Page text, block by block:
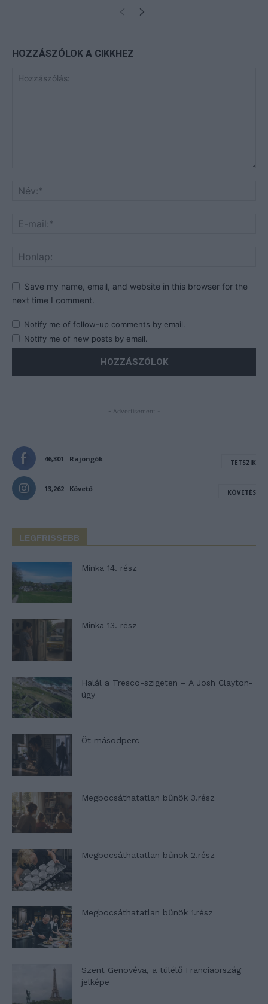
HOZZÁSZÓLOK A CIKKHEZ
Save my name, email, and website in this browser for the
next time I comment.
Notify me of follow-up comments by email.
Notify me of new posts by email.
- Advertisement -
46,301 Rajongók TETSZIK
13,262 Követő KÖVETÉS
LEGFRISSEBB
Minka 14. rész
Minka 13. rész
Halál a Tresco-szigeten – A Josh Clayton-
ügy
Öt másodperc
Megbocsáthatatlan bűnök 3.rész
Megbocsáthatatlan bűnök 2.rész
Megbocsáthatatlan bűnök 1.rész
Szent Genovéva, a túlélő Franciaország
jelképe